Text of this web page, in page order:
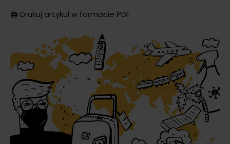
🖨️ Drukuj artykuł w formacie PDF